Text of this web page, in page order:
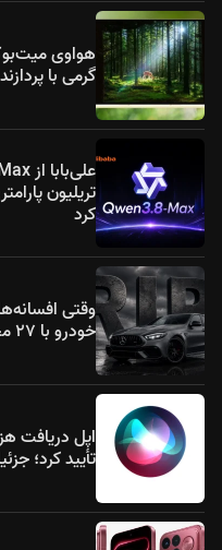
گرمی با
تریلیون
کرد
وقتی
خودرو با ۲۷ محصول در سال ۲۰۲۶
تأیید کرد؛